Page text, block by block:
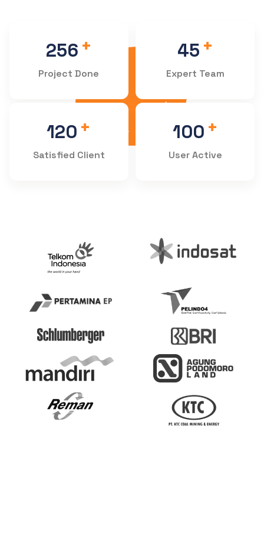
256 +
Project Done
45 +
Expert Team
120 +
Satisfied Client
100 +
User Active